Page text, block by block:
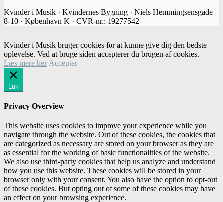
Kvinder i Musik · Kvindernes Bygning · Niels Hemmingsensgade
8-10 · København K · CVR-nr.: 19277542
Kvinder i Musik bruger cookies for at kunne give dig den bedste
oplevelse. Ved at bruge siden accepterer du brugen af cookies.
Læs mere her Accepter
Luk
Privacy Overview
This website uses cookies to improve your experience while you
navigate through the website. Out of these cookies, the cookies that
are categorized as necessary are stored on your browser as they are
as essential for the working of basic functionalities of the website.
We also use third-party cookies that help us analyze and understand
how you use this website. These cookies will be stored in your
browser only with your consent. You also have the option to opt-out
of these cookies. But opting out of some of these cookies may have
an effect on your browsing experience.